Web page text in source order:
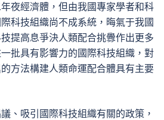
夜經濟體，但由我國專家學者和科
科技組織尚不成系統，晦氣于我國
提高息爭決人類配合挑釁作出更多
批具有影響力的國際科技組織，對
方法構建人類命運配合體具有主要
、吸引國際科技組織有關的政策，